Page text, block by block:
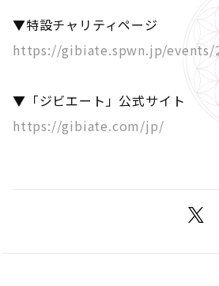
▼特設チャリティページ
https://gibiate.spwn.jp/events/
▼「ジビエート」公式サイト
https://gibiate.com/jp/